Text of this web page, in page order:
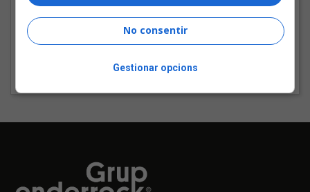
8 - El pueblo de las fuentes
9 - Els fanalets
No consentir
Gestionar opcions